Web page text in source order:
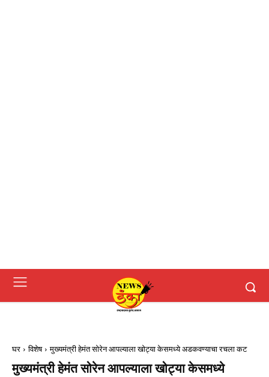
घर विशेष मुख्यमंत्री हेमंत सोरेन आपल्याला खोट्या केसमध्ये अडकवण्याचा रचला कट
मुख्यमंत्री हेमंत सोरेन आपल्याला खोट्या केसमध्ये